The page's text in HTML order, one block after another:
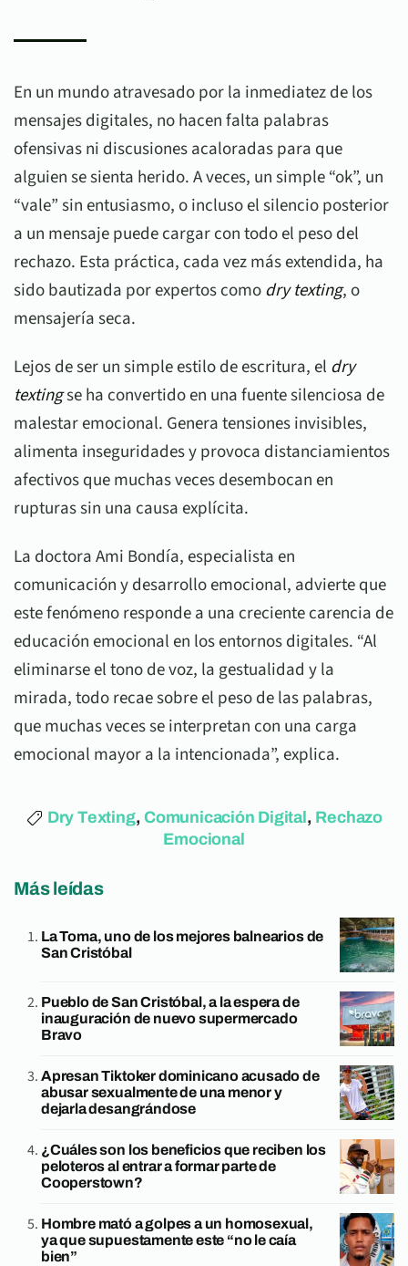
En un mundo atravesado por la inmediatez de los
mensajes digitales, no hacen falta palabras
ofensivas ni discusiones acaloradas para que
alguien se sienta herido. A veces, un simple “ok”, un
“vale” sin entusiasmo, o incluso el silencio posterior
a un mensaje puede cargar con todo el peso del
rechazo. Esta práctica, cada vez más extendida, ha
sido bautizada por expertos comodry texting, o
mensajería seca.
Lejos de ser un simple estilo de escritura, el dry
textingse ha convertido en una fuente silenciosa de
malestar emocional. Genera tensiones invisibles,
alimenta inseguridades y provoca distanciamientos
afectivos que muchas veces desembocan en
rupturas sin una causa explícita.
La doctora Ami Bondía, especialista en
comunicación y desarrollo emocional, advierte que
este fenómeno responde a una creciente carencia de
educación emocional en los entornos digitales. “Al
eliminarse el tono de voz, la gestualidad y la
mirada, todo recae sobre el peso de las palabras,
que muchas veces se interpretan con una carga
emocional mayor a la intencionada”, explica.
Dry Texting,Comunicación Digital , Rechazo
Emocional
Más leídas
La Toma, uno de los mejores balnearios de
San Cristóbal
Pueblo de San Cristóbal, a la espera de
inauguración de nuevo supermercado
Bravo
Apresan Tiktoker dominicano acusado de
abusar sexualmente de una menor y
dejarla desangrándose
¿Cuáles son los beneficios que reciben los
peloteros al entrar a formar parte de
Cooperstown?
Hombre mató a golpes a un homosexual,
ya que supuestamente este “no le caía
bien”